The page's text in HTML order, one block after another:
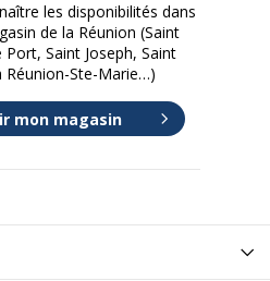
les disponibilités dans
de la Réunion (Saint
Port, Saint Joseph, Saint
Réunion-Ste-Marie…)
mon magasin